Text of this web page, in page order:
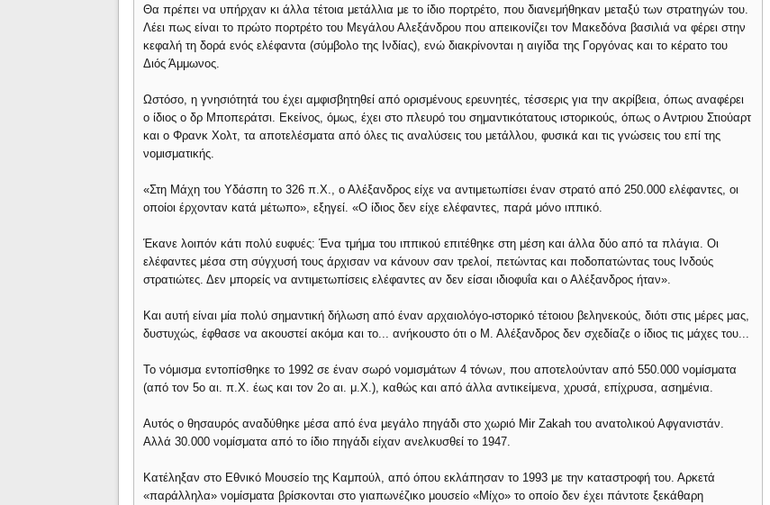
Θα πρέπει να υπήρχαν κι άλλα τέτοια μετάλλια με το ίδιο πορτρέτο, που διανεμήθηκαν μεταξύ των στρατηγών του.
Λέει πως είναι το πρώτο πορτρέτο του Μεγάλου Αλεξάνδρου που απεικονίζει τον Μακεδόνα βασιλιά να φέρει στην
κεφαλή τη δορά ενός ελέφαντα (σύμβολο της Ινδίας), ενώ διακρίνονται η αιγίδα της Γοργόνας και το κέρατο του
Διός Άμμωνος.
Ωστόσο, η γνησιότητά του έχει αμφισβητηθεί από ορισμένους ερευνητές, τέσσερις για την ακρίβεια, όπως αναφέρει
ο ίδιος ο δρ Μποπεράτσι. Εκείνος, όμως, έχει στο πλευρό του σημαντικότατους ιστορικούς, όπως ο Αντριου Στιούαρτ
και ο Φρανκ Χολτ, τα αποτελέσματα από όλες τις αναλύσεις του μετάλλου, φυσικά και τις γνώσεις του επί της
νομισματικής.
«Στη Μάχη του Υδάσπη το 326 π.Χ., ο Αλέξανδρος είχε να αντιμετωπίσει έναν στρατό από 250.000 ελέφαντες, οι
οποίοι έρχονταν κατά μέτωπο», εξηγεί. «Ο ίδιος δεν είχε ελέφαντες, παρά μόνο ιππικό.
Έκανε λοιπόν κάτι πολύ ευφυές: Ένα τμήμα του ιππικού επιτέθηκε στη μέση και άλλα δύο από τα πλάγια. Οι
ελέφαντες μέσα στη σύγχυσή τους άρχισαν να κάνουν σαν τρελοί, πετώντας και ποδοπατώντας τους Ινδούς
στρατιώτες. Δεν μπορείς να αντιμετωπίσεις ελέφαντες αν δεν είσαι ιδιοφυΐα και ο Αλέξανδρος ήταν».
Και αυτή είναι μία πολύ σημαντική δήλωση από έναν αρχαιολόγο-ιστορικό τέτοιου βεληνεκούς, διότι στις μέρες μας,
δυστυχώς, έφθασε να ακουστεί ακόμα και το... ανήκουστο ότι ο Μ. Αλέξανδρος δεν σχεδίαζε ο ίδιος τις μάχες του...
Το νόμισμα εντοπίσθηκε το 1992 σε έναν σωρό νομισμάτων 4 τόνων, που αποτελούνταν από 550.000 νομίσματα
(από τον 5ο αι. π.Χ. έως και τον 2ο αι. μ.Χ.), καθώς και από άλλα αντικείμενα, χρυσά, επίχρυσα, ασημένια.
Αυτός ο θησαυρός αναδύθηκε μέσα από ένα μεγάλο πηγάδι στο χωριό Mir Zakah του ανατολικού Αφγανιστάν.
Αλλά 30.000 νομίσματα από το ίδιο πηγάδι είχαν ανελκυσθεί το 1947.
Κατέληξαν στο Εθνικό Μουσείο της Καμπούλ, από όπου εκλάπησαν το 1993 με την καταστροφή του. Αρκετά
«παράλληλα» νομίσματα βρίσκονται στο γιαπωνέζικο μουσείο «Μίχο» το οποίο δεν έχει πάντοτε ξεκάθαρη